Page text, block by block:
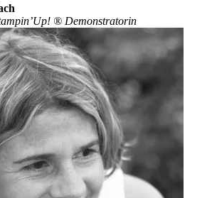
® Demonstratorin